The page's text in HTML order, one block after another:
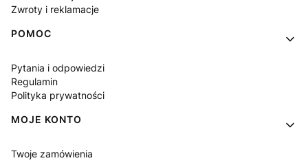
Zwroty i reklamacje
POMOC
Pytania i odpowiedzi
Regulamin
Polityka prywatności
MOJE KONTO
Twoje zamówienia